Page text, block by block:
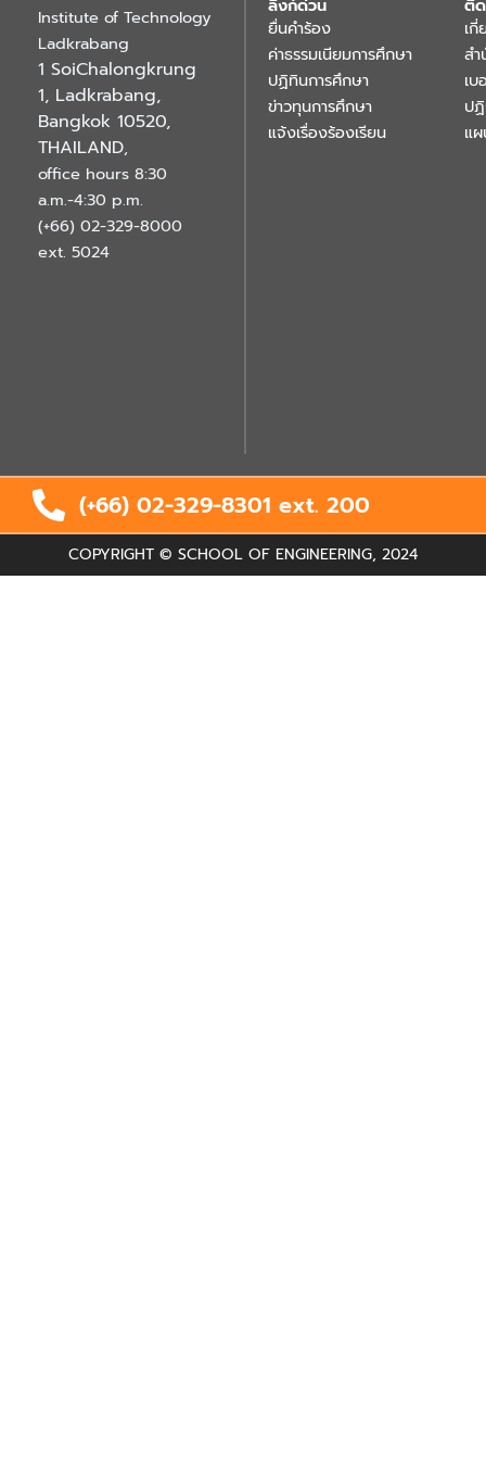
Institute of Technology
Ladkrabang
1 SoiChalongkrung
1, Ladkrabang,
Bangkok 10520,
THAILAND,
office hours 8:30
a.m.-4:30 p.m.
(+66) 02-329-8000
ext. 5024
ลิงก์ด่วน
ยื่นคำร้อง
ค่าธรรมเนียมการศึกษา
ปฏิทินการศึกษา
ข่าวทุนการศึกษา
แจ้งเรื่องร้องเรียน
ติ
เกี่
ส
เ
ป
แ
(+66) 02-329-8301 ext. 200
COPYRIGHT © SCHOOL OF ENGINEERING, 2024